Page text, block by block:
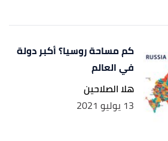
كم مساحة روسيا؟ أكبر دولة
في العالم
هلا الصلاحين
13 يوليو 2021